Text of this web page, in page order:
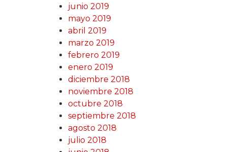
junio 2019
mayo 2019
abril 2019
marzo 2019
febrero 2019
enero 2019
diciembre 2018
noviembre 2018
octubre 2018
septiembre 2018
agosto 2018
julio 2018